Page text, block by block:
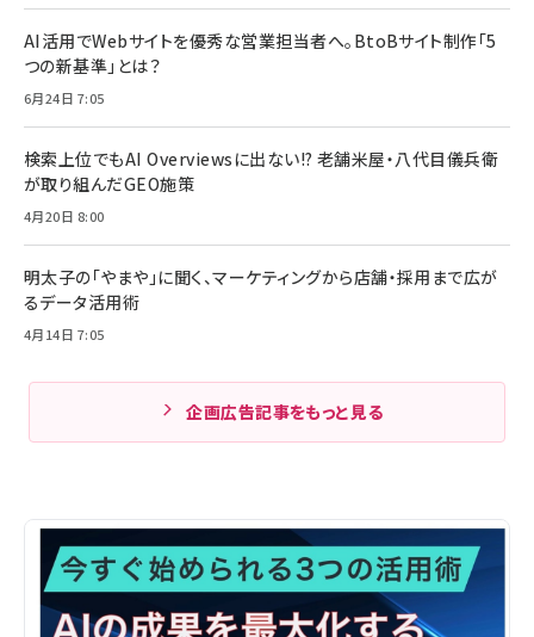
AI活用でWebサイトを優秀な営業担当者へ。BtoBサイト制作「5
つの新基準」とは？
6月24日 7:05
検索上位でもAI Overviewsに出ない!? 老舗米屋・八代目儀兵衛
が取り組んだGEO施策
4月20日 8:00
明太子の「やまや」に聞く、マーケティングから店舗・採用まで広が
るデータ活用術
4月14日 7:05
企画広告記事をもっと見る